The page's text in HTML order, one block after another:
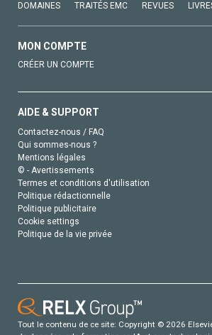
DOMAINES TRAITÉS EMC REVUES
MON COMPTE
CRÉER UN COMPTE
AIDE & SUPPORT
Contactez-nous / FAQ
Qui sommes-nous ?
Mentions légales
© - Avertissements
Termes et conditions d'utilisation
Politique rédactionnelle
Politique publicitaire
Cookie settings
Politique de la vie privée
Tout le contenu de ce site: Copyright © 2026